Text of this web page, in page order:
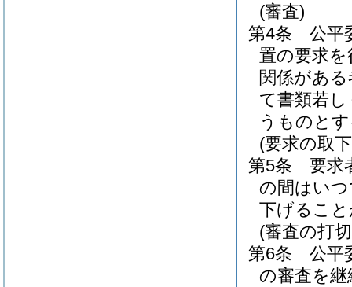
(審査)
第4条
公平
置の要求
関係があ
て書類若
うものと
(要求の取
第5条
要求
の間はい
下げるこ
(審査の打
第6条
公平
の審査を